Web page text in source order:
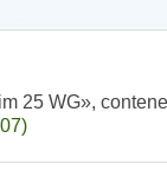
25 WG»,